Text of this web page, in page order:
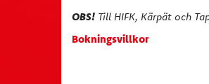
OBS! Till HIFK, Kärpät och
Bokningsvillkor